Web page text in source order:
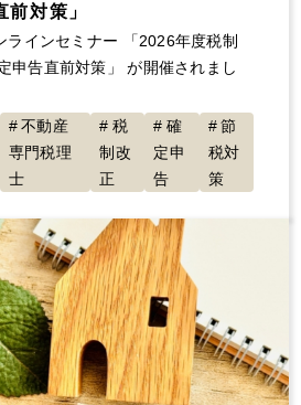
対策」
ラインセミナー 「2026年度税制
申告直前対策」 が開催されまし
不動産
専門税理
士
税
制改
正
確
定申
告
節
税対
策